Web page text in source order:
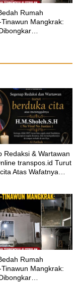
Rumah
Mangkrak:
Redaksi & Wartawan
transpos.id Turut
Atas Wafatnya
Rumah
Mangkrak: